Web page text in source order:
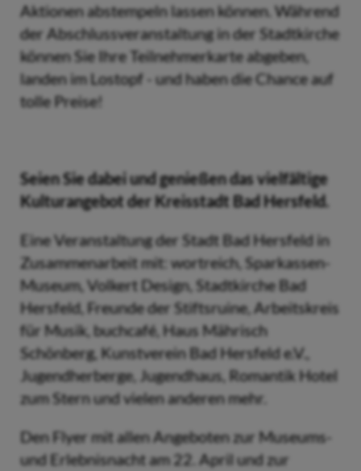
Aktionen abstempeln lassen können. Während
der Abschlussveranstaltung in der Stadtkirche
können Sie Ihre Teilnehmerkarte abgeben,
landen im Lostopf - und haben die Chance auf
tolle Preise!
Seien Sie dabei und genießen das vielfältige
Kulturangebot der Kreisstadt Bad Hersfeld.
Eine Veranstaltung der Stadt Bad Hersfeld in
Zusammenarbeit mit: wortreich, Sparkassen-
Museum, Volkert Design, Stadtkirche Bad
Hersfeld, Freunde der Stiftsruine, Arbeitskreis
für Musik, buchcafé, Haus Mährisch
Schönberg, Kunstverein Bad Hersfeld e.V.,
Jugendherberge, Jugendhaus, Romantik Hotel
zum Stern und vielen anderen mehr.
Den Flyer mit allen Angeboten zur Museums-
und Erlebnisnacht am 22. April und zur